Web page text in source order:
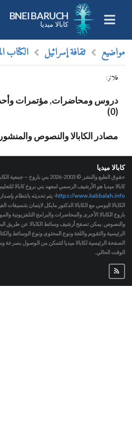
BNEI BARUCH
كابالا ميديا
مواضيع ثقافة إسرائيل الكتاب
فلاتر :
دروس ومحاضرات, مؤتمرات
(0)
مصادر الكابالا والنصوص
كابالا ميديا
حقوق الطبع والنشر © 2003-2026
بني باروخ – جمعية
كابالا ميديا هو الأرشيف الرسمي لمعهد بني بروخ كابالا
https://www.kabbalah.info- يتم تحديثه بانتظام
الكابالا اليومي مع الكابالا الدكتور مايكل لايتمان
باروخ الكابالا الأخرى والمحاضرات والبرامج التلفزيونية
والنصوص. يمكن تصفح أرشيف وسائط الكابالا عن طريق
الرئيسية والتقويم واللغة ونوع المحتوى ونوع الوسائط
الصفحة الرئيسية لكابالا ميديا لتتمكن من الوصول بسرعة
الوقت الحالي.